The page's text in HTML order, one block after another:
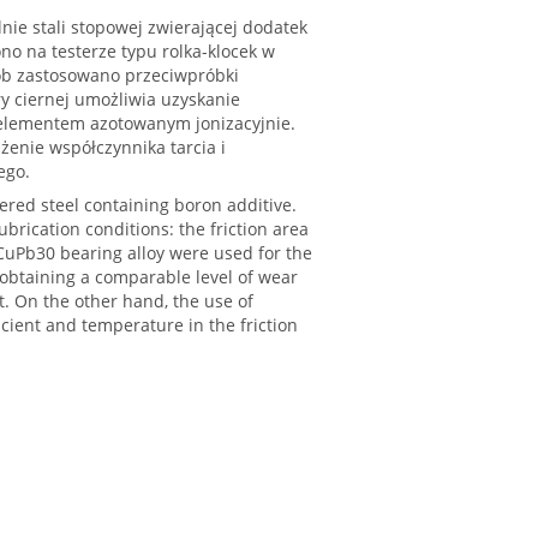
stali stopowej zwierającej dodatek
na testerze typu rolka-klocek w
zastosowano przeciwpróbki
ciernej umożliwia uzyskanie
azotowanym jonizacyjnie.
współczynnika tarcia i
steel containing boron additive.
conditions: the friction area
bearing alloy were used for the
a comparable level of wear
On the other hand, the use of
and temperature in the friction